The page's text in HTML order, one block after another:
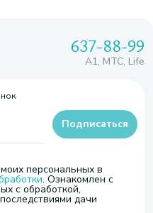
637-88-99
A1, МТС, Life
персональных в
. Ознакомлен с
с обработкой,
дачи
Подписаться